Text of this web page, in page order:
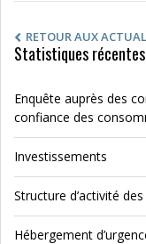
RETOUR AUX
Statistiques récentes
Enquête auprès des
confiance des
Investissements
Structure d’activité
Hébergement